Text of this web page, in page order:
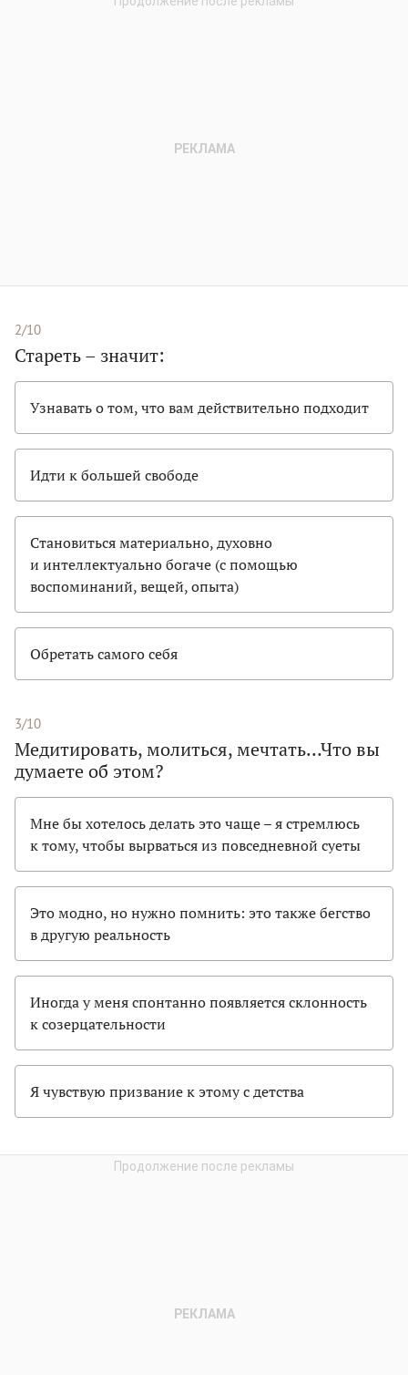
2/10
Стареть – значит:
Узнавать о том, что вам действительно подходит
Идти к большей свободе
Становиться материально, духовно
и интеллектуально богаче (с помощью
воспоминаний, вещей, опыта)
Обретать самого себя
3/10
Медитировать, молиться, мечтать…Что вы
думаете об этом?
Мне бы хотелось делать это чаще – я стремлюсь
к тому, чтобы вырваться из повседневной суеты
Это модно, но нужно помнить: это также бегство
в другую реальность
Иногда у меня спонтанно появляется склонность
к созерцательности
Я чувствую призвание к этому с детства